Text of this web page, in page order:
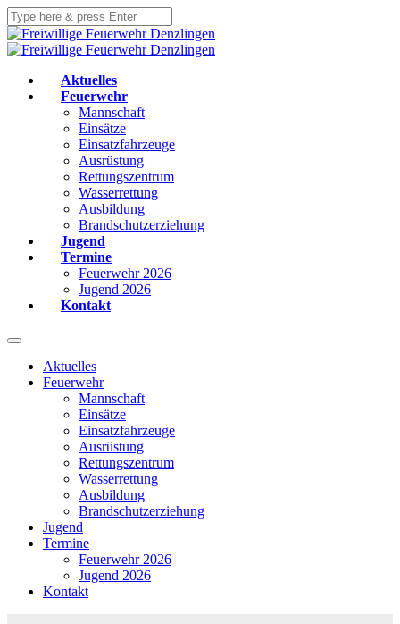
Aktuelles
Feuerwehr
Mannschaft
Einsätze
Einsatzfahrzeuge
Ausrüstung
Rettungszentrum
Wasserrettung
Ausbildung
Brandschutzerziehung
Jugend
Termine
Feuerwehr 2026
Jugend 2026
Kontakt
Aktuelles
Feuerwehr
Mannschaft
Einsätze
Einsatzfahrzeuge
Ausrüstung
Rettungszentrum
Wasserrettung
Ausbildung
Brandschutzerziehung
Jugend
Termine
Feuerwehr 2026
Jugend 2026
Kontakt